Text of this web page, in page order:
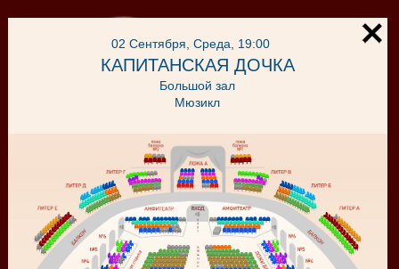
Корзина
02 Сентября, Среда, 19:00
КАПИТАНСКАЯ ДОЧКА
Большой зал
Мюзикл